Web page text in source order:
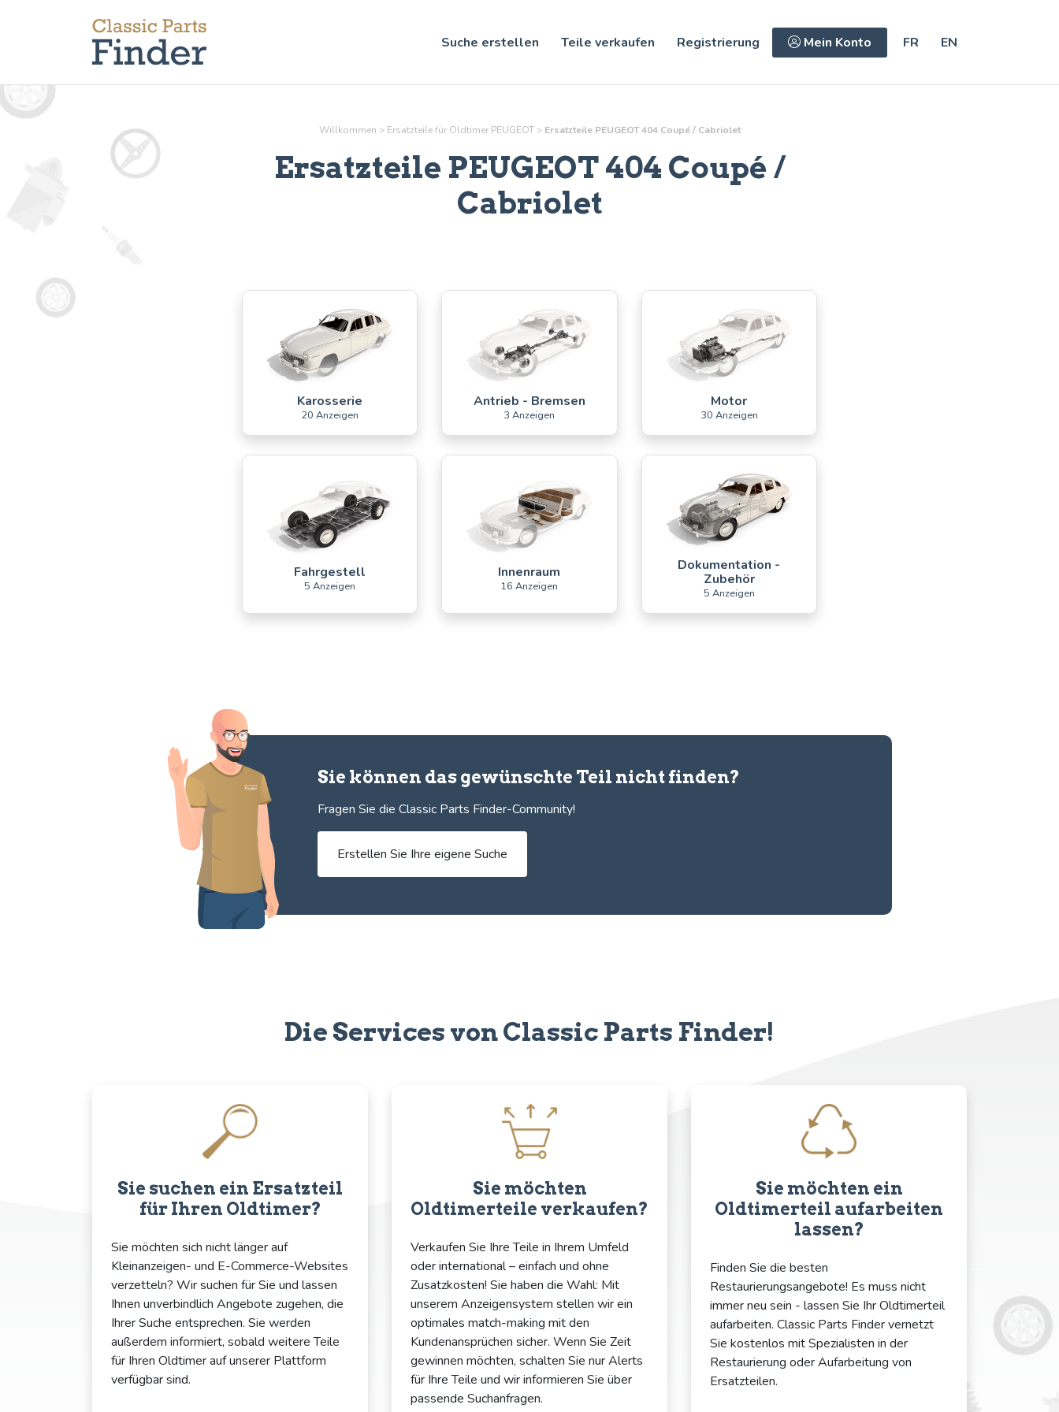
Suche erstellen Teile verkaufen Registrierung Mein Konto FR EN
Willkommen > Ersatzteile für Oldtimer PEUGEOT > Ersatzteile PEUGEOT 404 Coupé / Cabriolet
Ersatzteile PEUGEOT 404 Coupé /
Cabriolet
Karosserie
20 Anzeigen
Antrieb - Bremsen
3 Anzeigen
Motor
30 Anzeigen
Fahrgestell
5 Anzeigen
Innenraum
16 Anzeigen
Dokumentation -
Zubehör
5 Anzeigen
Sie können das gewünschte Teil nicht finden?
Fragen Sie die Classic Parts Finder-Community!
Erstellen Sie Ihre eigene Suche
Die Services von Classic Parts Finder!
Sie suchen ein Ersatzteil
für Ihren Oldtimer?
Sie möchten sich nicht länger auf
Kleinanzeigen- und E-Commerce-Websites
verzetteln? Wir suchen für Sie und lassen
Ihnen unverbindlich Angebote zugehen, die
Ihrer Suche entsprechen. Sie werden
außerdem informiert, sobald weitere Teile
für Ihren Oldtimer auf unserer Plattform
verfügbar sind.
Sie möchten
Oldtimerteile verkaufen?
Verkaufen Sie Ihre Teile in Ihrem Umfeld
oder international – einfach und ohne
Zusatzkosten! Sie haben die Wahl: Mit
unserem Anzeigensystem stellen wir ein
optimales match-making mit den
Kundenansprüchen sicher. Wenn Sie Zeit
gewinnen möchten, schalten Sie nur Alerts
für Ihre Teile und wir informieren Sie über
passende Suchanfragen.
Sie möchten ein
Oldtimerteil aufarbeiten
lassen?
Finden Sie die besten
Restaurierungsangebote! Es muss nicht
immer neu sein - lassen Sie Ihr Oldtimerteil
aufarbeiten. Classic Parts Finder vernetzt
Sie kostenlos mit Spezialisten in der
Restaurierung oder Aufarbeitung von
Ersatzteilen.